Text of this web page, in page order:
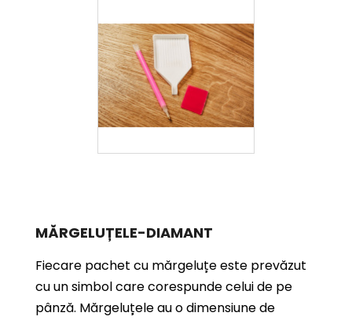
MĂRGELUȚELE-DIAMANT
Fiecare pachet cu mărgeluțe este prevăzut
cu un simbol care corespunde celui de pe
pânză. Mărgeluțele au o dimensiune de